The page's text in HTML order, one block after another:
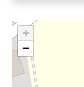
+
−